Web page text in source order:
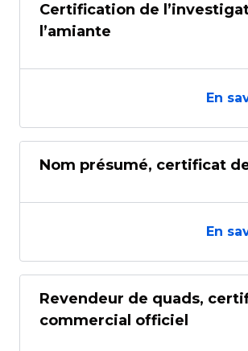
Certification de
l’amiante
En
Nom présumé, certificat
En
Revendeur de quads,
commercial officiel